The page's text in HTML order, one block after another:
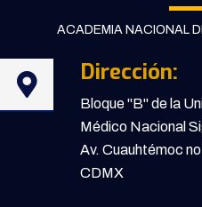
ACADEMIA NACIONAL
Dirección:
Bloque "B" de la
Médico Nacional
Av. Cuauhtémoc
CDMX